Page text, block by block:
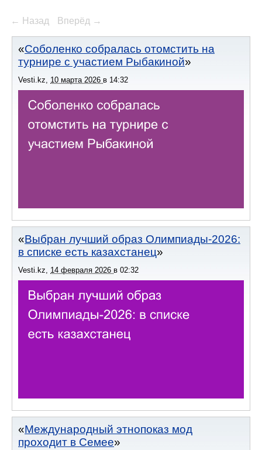
← Назад Вперёд →
Соболенко собралась отомстить на
турнире с участием Рыбакиной
Vesti.kz, 10 марта 2026 в 14:32
Выбран лучший образ Олимпиады-2026:
в списке есть казахстанец
Vesti.kz 14 февраля 2026 в 02:32
Международный этнопоказ мод
проходит в Семее